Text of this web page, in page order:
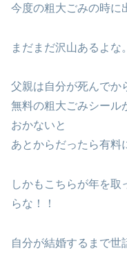
今度の粗大ごみの時に
まだまだ沢山あるよな。
父親は自分が死んでか
無料の粗大ごみシール
おかないと
あとからだったら有料
しかもこちらが年を
らな！！
自分が結婚するまで世